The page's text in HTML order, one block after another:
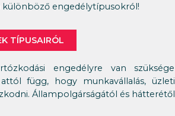
engedélytípusokról!
TÍPUSAIRÓL
engedélyre van szüksége
függ, hogy munkavállalás, üzleti
Állampolgárságától és hátterétől